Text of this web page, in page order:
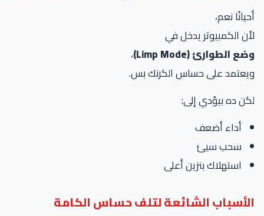
أحيانًا نعم،
لأن الكمبيوتر يدخل في
وضع الطوارئ (Limp Mode)
،
ويعتمد على حساس الكرنك بس.
لكن ده بيؤدي إلى:
أداء أضعف
سحب سيئ
استهلاك بنزين أعلى
الأسباب الشائعة لتلف حساس الكامة